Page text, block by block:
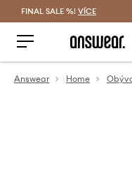
FINAL SALE %! VÍCE
Answear Home